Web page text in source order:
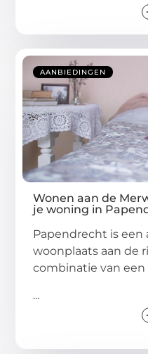
AANBIEDINGEN
Wonen aan de
je woning in
Papendrecht is een
woonplaats aan de
combinatie van
...